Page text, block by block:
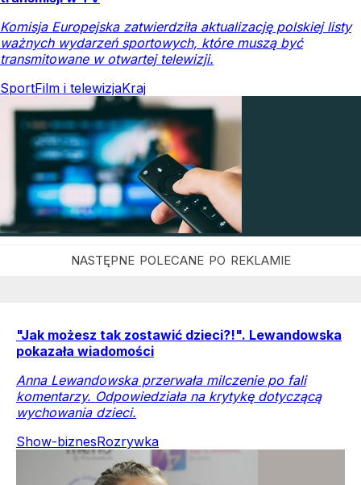
Komisja Europejska zatwierdziła aktualizację polskiej listy
ważnych wydarzeń sportowych, które muszą być
transmitowane w otwartej telewizji.
SportFilm i telewizjaKraj
"Jak możesz tak zostawić dzieci?!". Lewandowska
pokazała wiadomości
Anna Lewandowska przerwała milczenie po fali
komentarzy. Odpowiedziała na krytykę dotyczącą
wychowania dzieci.
Show-biznesRozrywka